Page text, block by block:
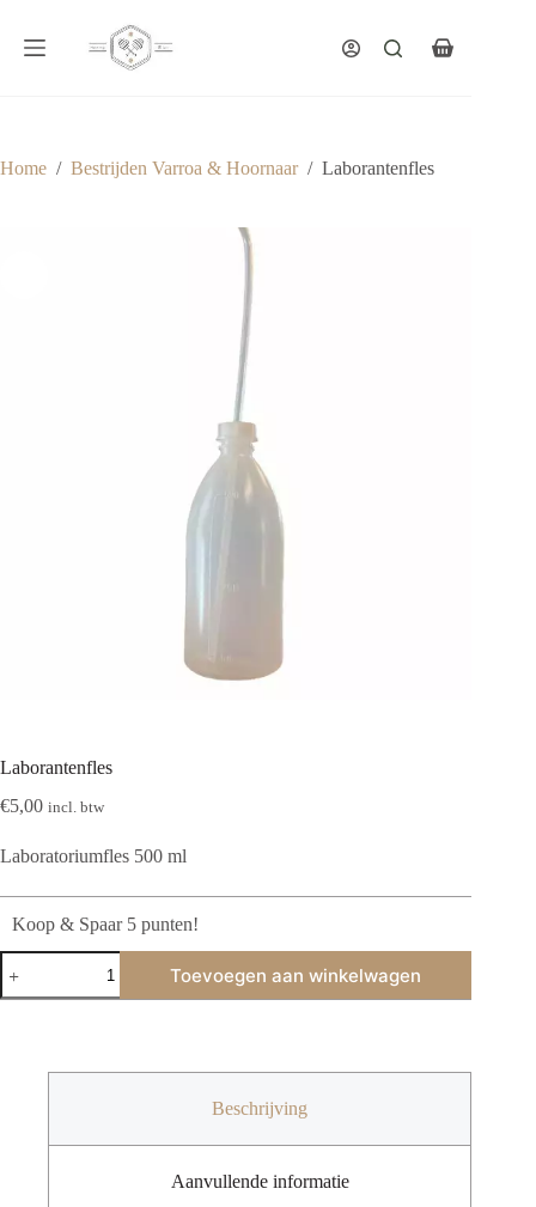
Winkelwagen
Home / Bestrijden Varroa & Hoornaar / Laborantenfles
Laborantenfles
€5,00 incl. btw
Laboratoriumfles 500 ml
Koop & Spaar 5 punten!
Laborantenfles
aantal
Toevoegen aan winkelwagen
Beschrijving
Aanvullende informatie